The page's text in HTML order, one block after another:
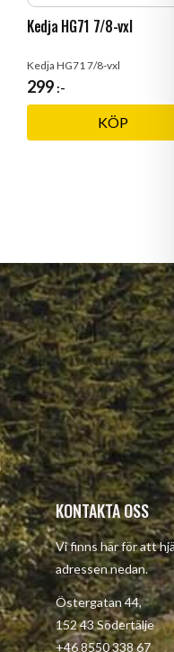
Kedja HG71 7/8-vxl
Kedja HG71 7/8-vxl
299 :-
KÖP
KONTAKTA OSS
Vi finns här för att
adressen nedan.
Östergatan 44,
152 43
+46 8550